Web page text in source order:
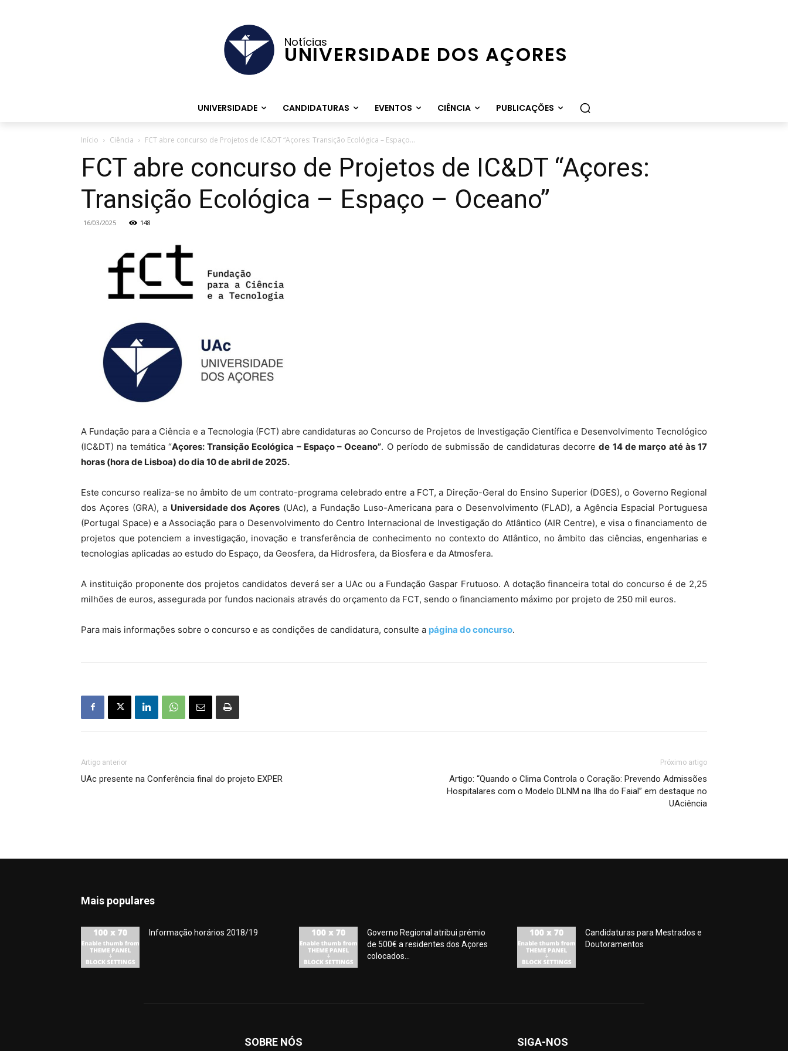
Notícias
UNIVERSIDADE DOS AÇORES
UNIVERSIDADE CANDIDATURAS EVENTOS CIÊNCIA PUBLICAÇÕES
Início Ciência FCT abre concurso de Projetos de IC&DT “Açores: Transição Ecológica – Espaço...
FCT abre concurso de Projetos de IC&DT “Açores:
Transição Ecológica – Espaço – Oceano”
16/03/2025 148
A Fundação para a Ciência e a Tecnologia (FCT) abre candidaturas ao Concurso de Projetos de Investigação Científica e Desenvolvimento Tecnológico
(IC&DT) na temática “Açores: Transição Ecológica – Espaço – Oceano”. O período de submissão de candidaturas decorrede 14 de março até às 17
horas (hora de Lisboa) do dia 10 de abril de 2025.
Este concurso realiza-se no âmbito de um contrato-programa celebrado entre a FCT, a Direção-Geral do Ensino Superior (DGES), o Governo Regional
dos Açores (GRA), a Universidade dos Açores (UAc), a Fundação Luso-Americana para o Desenvolvimento (FLAD), a Agência Espacial Portuguesa
(Portugal Space) e a Associação para o Desenvolvimento do Centro Internacional de Investigação do Atlântico (AIR Centre), e visa o financiamento de
projetos que potenciem a investigação, inovação e transferência de conhecimento no contexto do Atlântico, no âmbito das ciências, engenharias e
tecnologias aplicadas ao estudo do Espaço, da Geosfera, da Hidrosfera, da Biosfera e da Atmosfera.
A instituição proponente dos projetos candidatos deverá ser a UAc ou a Fundação Gaspar Frutuoso. A dotação financeira total do concurso é de 2,25
milhões de euros, assegurada por fundos nacionais através do orçamento da FCT, sendo o financiamento máximo por projeto de 250 mil euros.
Para mais informações sobre o concurso e as condições de candidatura, consulte a página do concurso.
Artigo anterior
UAc presente na Conferência final do projeto EXPER
Próximo artigo
Artigo: “Quando o Clima Controla o Coração: Prevendo Admissões
Hospitalares com o Modelo DLNM na Ilha do Faial” em destaque no
UAciência
Mais populares
Informação horários 2018/19
Governo Regional atribui prémio
de 500€ a residentes dos Açores
colocados...
Candidaturas para Mestrados e
Doutoramentos
SOBRE NÓS SIGA-NOS